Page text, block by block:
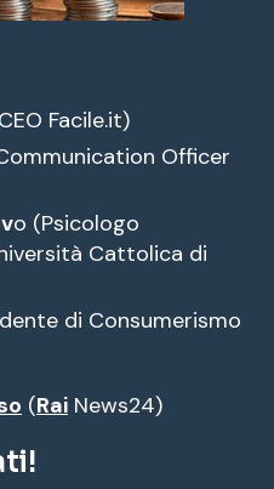
Facile.it)
Officer
o (Psicologo
Cattolica di
di Consumerismo
(Rai News24)